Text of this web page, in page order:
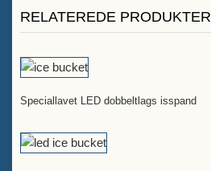
RELATEREDE PRODUKTER
Speciallavet LED dobbeltlags isspand